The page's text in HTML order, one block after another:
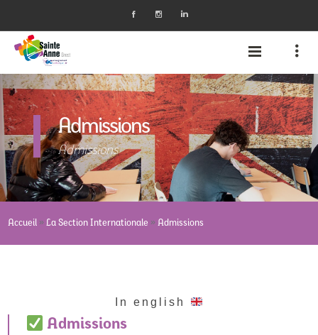
Admissions
Admissions
Accueil »La Section Internationale »Admissions
In english
Admissions